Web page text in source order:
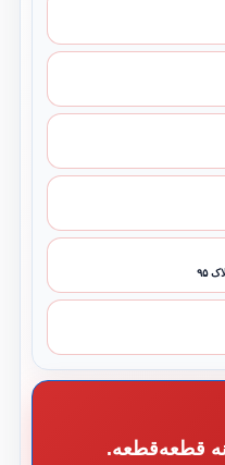
۹۵
نه قطعه‌قطعه.